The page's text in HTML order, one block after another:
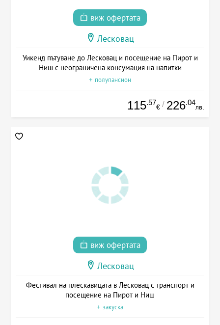
виж офертата
Лесковац
Уикенд пътуване до Лесковац и посещение на Пирот и
Ниш с неограничена консумация на напитки
+ полупансион
115.57
€ / 226.04
лв.
виж офертата
Лесковац
Фестивал на плескавицата в Лесковац с транспорт и
посещение на Пирот и Ниш
+ закуска